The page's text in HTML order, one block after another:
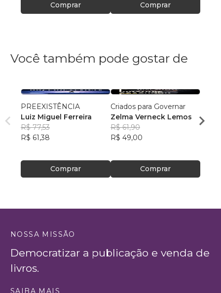
Comprar Comprar
Você também pode gostar de
PREEXISTÊNCIA
Luiz Miguel Ferreira
R$ 77,53
R$ 61,38
Comprar
Criados para Governar
Zelma Verneck Lemos
R$ 61,90
R$ 49,00
Comprar
R$
NOSSA MISSÃO
Democratizar a publicação e venda de
livros.
SAIBA MAIS